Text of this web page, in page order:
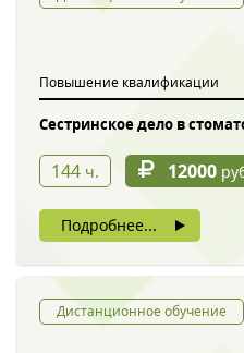
Повышение квалификации
Сестринское дело в
144 ч. 12000
Подробнее...
Дистанционное обучение